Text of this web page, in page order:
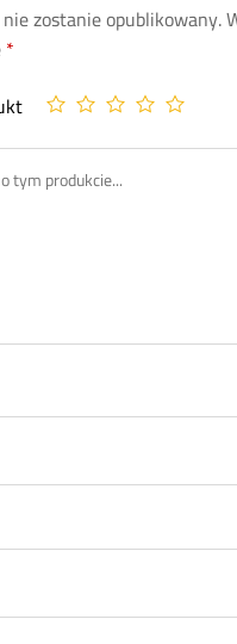
zostanie opublikowany.
*